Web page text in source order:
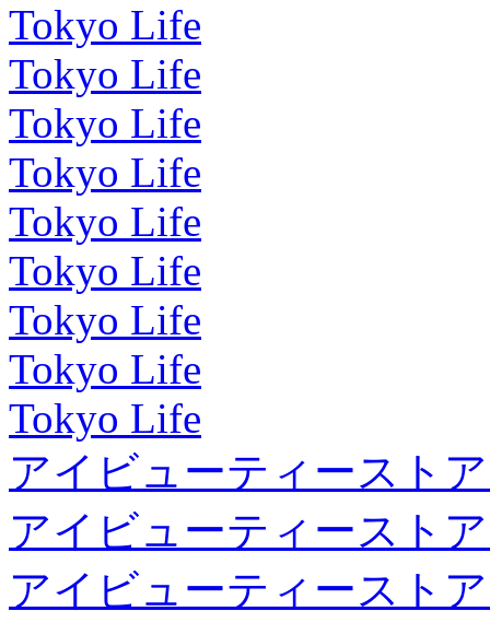
Tokyo Life
Tokyo Life
Tokyo Life
Tokyo Life
Tokyo Life
Tokyo Life
Tokyo Life
Tokyo Life
Tokyo Life
アイビューティースト
アイビューティースト
アイビューティースト